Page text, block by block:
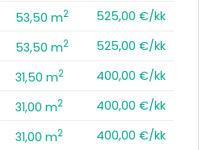
53,50 m2
525,00 €/kk
53,50 m2
525,00 €/kk
31,50 m2
400,00 €/kk
31,00 m2
400,00 €/kk
31,00 m2
400,00 €/kk